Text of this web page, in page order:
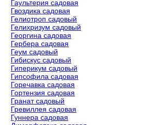
Гаультерия садовая
Гвоздика садовая
Гелиотроп садовый
Гелихризум садовый
Георгина садовая
Гербера садовая
Геум садовый
Гибискус садовый
Гиперикум садовый
Гипсофила садовая
Горечавка садовая
Гортензия садовая
Гранат садовый
Гревиллея садовая
Гуннера садовая